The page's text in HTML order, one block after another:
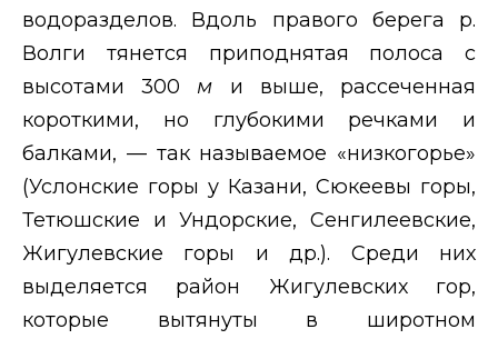
водоразделов. Вдоль правого берега р.
Волги тянется приподнятая полоса с
высотами 300 м и выше, рассеченная
короткими, но глубокими речками и
балками, — так называемое «низкогорье»
(Услонские горы у Казани, Сюкеевы горы,
Тетюшские и Ундорские, Сенгилеевские,
Жигулевские горы и др.). Среди них
выделяется район Жигулевских гор,
которые вытянуты в широтном